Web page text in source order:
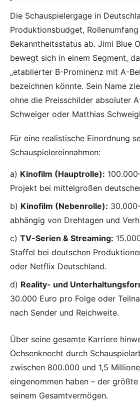
Die Schauspielergage in
Produktionsbudget, Rollenumfang
Bekanntheitsstatus ab. Jimi Blue
bewegt sich in einem Segment,
„etablierter B-Prominenz mit A-
bezeichnen könnte. Sein Name
ohne die Preisschilder absoluter
Schweiger oder Matthias
Für eine realistische Einordnung
Schauspielereinnahmen:
a) Kinofilm (Hauptrolle):
Projekt bei mittelgroßen
b) Kinofilm (Nebenrolle):
abhängig von Drehtagen und
c) TV-Serien & Streaming:
Staffel bei deutschen
oder Netflix Deutschland.
d) Reality- und
30.000 Euro pro Folge oder
nach Sender und Reichweite.
Über seine gesamte Karriere
Ochsenknecht durch
zwischen 800.000 und 1,5
eingenommen haben – der
seinem Gesamtvermögen.